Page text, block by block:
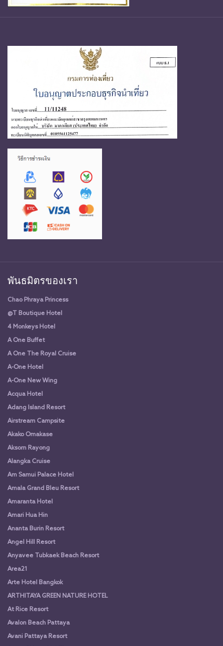
พันธมิตรของเรา
Chao Phraya Princess
@T Boutique Hotel
4 Monkeys Hotel
A One Buffet
A One The Royal Cruise
A-One Hotel
A-One New Wing
Acqua Hotel
Adang Island Resort
Airstream Campsite
Akako Omakase
Aksorn Rayong
Alangka Cruise
Am Samui Palace Hotel
Amala Grand Bleu Resort
Amaranta Hotel
Amari Hua Hin
Ananta Burin Resort
Angel Hill Resort
Anyavee Tubkaek Beach Resort
Area21
Arte Hotel Bangkok
ARTHITAYA GREEN NATURE HOTEL
At Rice Resort
Avalon Beach Pattaya
Avani Pattaya Resort